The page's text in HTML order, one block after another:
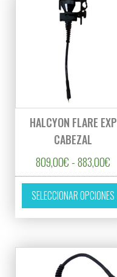
HALCYON FLARE EXP
CABEZAL
809,00€ -883,00€
SELECCIONAR OPCIONES